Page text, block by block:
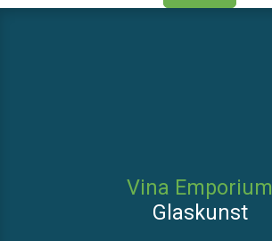
Vina Emporium
Glaskunst